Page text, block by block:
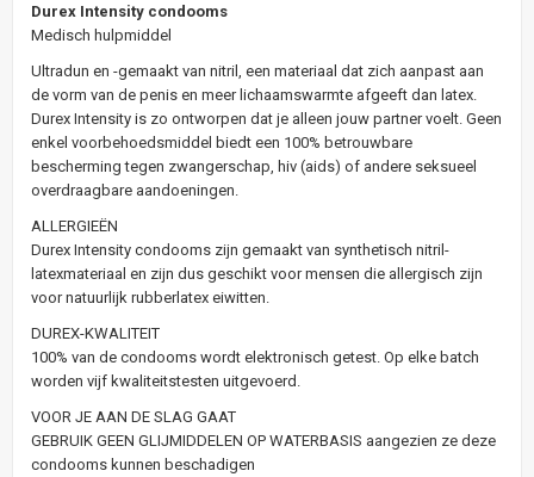
Durex Intensity condooms
Medisch hulpmiddel
Ultradun en -gemaakt van nitril, een materiaal dat zich aanpast aan
de vorm van de penis en meer lichaamswarmte afgeeft dan latex.
Durex Intensity is zo ontworpen dat je alleen jouw partner voelt. Geen
enkel voorbehoedsmiddel biedt een 100% betrouwbare
bescherming tegen zwangerschap, hiv (aids) of andere seksueel
overdraagbare aandoeningen.
ALLERGIEËN
Durex Intensity condooms zijn gemaakt van synthetisch nitril-
latexmateriaal en zijn dus geschikt voor mensen die allergisch zijn
voor natuurlijk rubberlatex eiwitten.
DUREX-KWALITEIT
100% van de condooms wordt elektronisch getest. Op elke batch
worden vijf kwaliteitstesten uitgevoerd.
VOOR JE AAN DE SLAG GAAT
GEBRUIK GEEN GLIJMIDDELEN OP WATERBASIS aangezien ze deze
condooms kunnen beschadigen